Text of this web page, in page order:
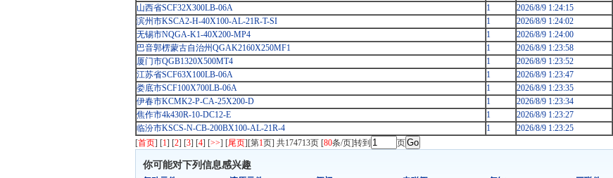
山西省SCF32X300LB-06A
1 2026/8/9 1:24:15
滨州市KSCA2-H-40X100-AL-21R-T-SI
1 2026/8/9 1:24:02
无锡市NQGA-K1-40X200-MP4
1 2026/8/9 1:24:00
巴音郭楞蒙古自治州QGAK2160X250MF1
1 2026/8/9 1:23:58
厦门市QGB1320X500MT4
1 2026/8/9 1:23:52
江苏省SCF63X100LB-06A
1 2026/8/9 1:23:47
娄底市SCF100X700LB-06A
1 2026/8/9 1:23:35
伊春市KCMK2-P-CA-25X200-D
1 2026/8/9 1:23:34
焦作市4k430R-10-DC12-E
1 2026/8/9 1:23:27
临汾市KSCS-N-CB-200BX100-AL-21R-4
1 2026/8/9 1:23:25
[首页] [1] [2] [3] [4] [>>] [尾页][第1页] 共174713页 [80条/页]转到 页
你可能对下列信息感兴趣